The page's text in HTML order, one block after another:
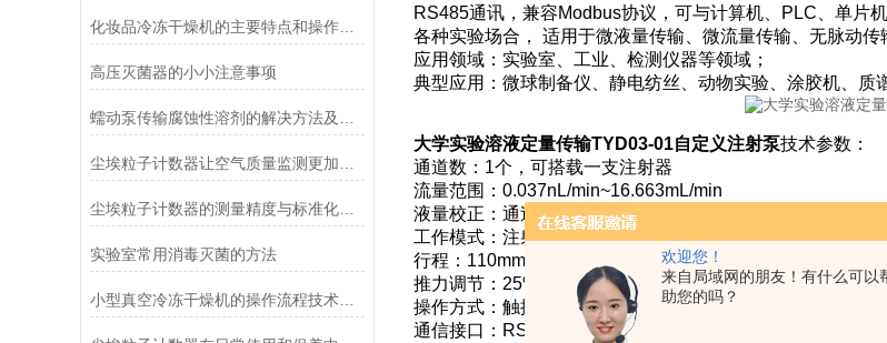
欢迎您！
来自局域网的朋友！有什么可以
助您的吗？
化妆品冷冻干燥机的主要特点和操作管理方法介绍
高压灭菌器的小小注意事项
尘埃粒子计数器的测量精度与标准化方法
实验室常用消毒灭菌的方法
小型真空冷冻干燥机的操作流程技术详解
RS485通讯，兼容Modbus协议，可与计算机、PLC、单片
各种实验场合， 适用于微液量传输、微流量传输、无脉动传
应用领域：实验室、工业、检测仪器等领域；
典型应用：微球制备仪、静电纺丝、动物实验、涂胶机、质
大学实验溶液定量传输TYD03-01自定义注射泵技术参数：
通道数：1个，可搭载一支注射器
流量范围：0.037nL/min~16.663mL/min
液量校正：通过校正程序获得更精确的液量
工作模式：注射、抽取、先注射后抽取、先抽取后注射、连
行程：110mm
推力调节：25%～100%任意可调
操作方式：触摸屏+常用功能按键
通信接口：RS485，MODBUS协议，选配WIFI